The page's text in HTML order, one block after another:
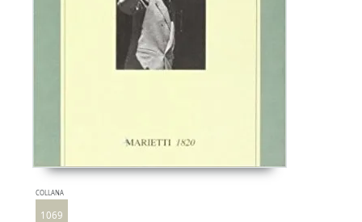
COLLANA
1069